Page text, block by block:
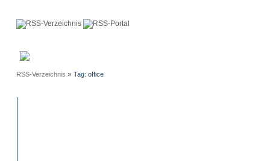
RSS-Verzeichnis » Tag: office